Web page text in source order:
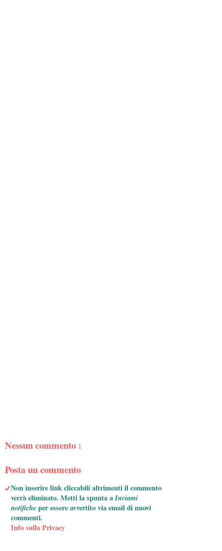
Nessun commento :
Posta un commento
Non inserire link cliccabili altrimenti il commento
verrà eliminato. Metti la spunta aInviami
notificheper essere avvertito via email di nuovi
commenti.
Info sulla Privacy